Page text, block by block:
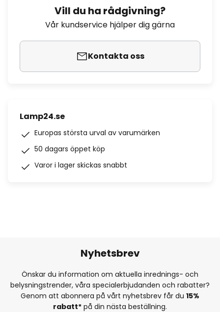
Vill du ha rådgivning?
Vår kundservice hjälper dig gärna
Kontakta oss
Lamp24.se
Europas största urval av varumärken
50 dagars öppet köp
Varor i lager skickas snabbt
Nyhetsbrev
Önskar du information om aktuella inrednings- och
belysningstrender, våra specialerbjudanden och rabatter?
Genom att abonnera på vårt nyhetsbrev får du 15%
rabatt* på din nästa beställning.